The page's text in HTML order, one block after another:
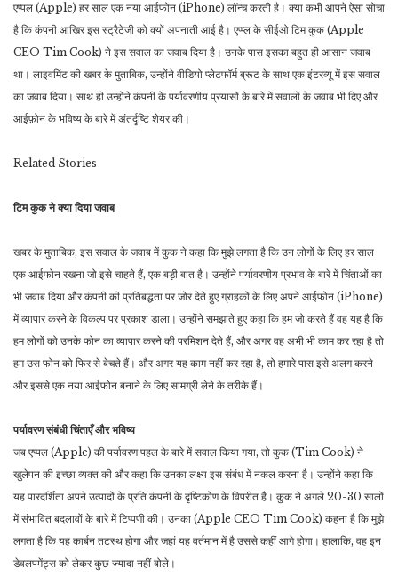
एप्पल (Apple) हर साल एक नया आईफोन (iPhone) लॉन्च करती है। क्या कभी आपने ऐसा सोचा
है कि कंपनी आखिर इस स्ट्रैटेजी को क्यों अपनाती आई है। एप्प्ल के सीईओ टिम कुक (Apple
CEO Tim Cook) ने इस सवाल का जवाब दिया है। उनके पास इसका बहुत ही आसान जवाब
था। लाइवमिंट की खबर के मुताबिक, उन्होंने वीडियो प्लेटफॉर्म ब्रूट के साथ एक इंटरव्यू में इस सवाल
का जवाब दिया। साथ ही उन्होंने कंपनी के पर्यावरणीय प्रयासों के बारे में सवालों के जवाब भी दिए और
आईफ़ोन के भविष्य के बारे में अंतर्दृष्टि शेयर की।
Related Stories
टिम कुक ने क्या दिया जवाब
खबर के मुताबिक, इस सवाल के जवाब में कुक ने कहा कि मुझे लगता है कि उन लोगों के लिए हर साल
एक आईफोन रखना जो इसे चाहते हैं, एक बड़ी बात है। उन्होंने पर्यावरणीय प्रभाव के बारे में चिंताओं का
भी जवाब दिया और कंपनी की प्रतिबद्धता पर जोर देते हुए ग्राहकों के लिए अपने आईफोन (iPhone)
में व्यापार करने के विकल्प पर प्रकाश डाला। उन्होंने समझाते हुए कहा कि हम जो करते हैं वह यह है कि
हम लोगों को उनके फोन का व्यापार करने की परमिशन देते हैं, और अगर वह अभी भी काम कर रहा है तो
हम उस फोन को फिर से बेचते हैं। और अगर यह काम नहीं कर रहा है, तो हमारे पास इसे अलग करने
और इससे एक नया आईफोन बनाने के लिए सामग्री लेने के तरीके हैं।
पर्यावरण संबंधी चिंताएँ और भविष्य
जब एप्पल (Apple) की पर्यावरण पहल के बारे में सवाल किया गया, तो कुक (Tim Cook) ने
खुलेपन की इच्छा व्यक्त की और कहा कि उनका लक्ष्य इस संबंध में नकल करना है। उन्होंने कहा कि
यह पारदर्शिता अपने उत्पादों के प्रति कंपनी के दृष्टिकोण के विपरीत है। कुक ने अगले 20-30 सालों
में संभावित बदलावों के बारे में टिप्पणी की। उनका (Apple CEO Tim Cook) कहना है कि मुझे
लगता है कि यह कार्बन तटस्थ होगा और जहां यह वर्तमान में है उससे कहीं आगे होगा। हालाकि, वह इन
डेवलपमेंट्स को लेकर कुछ ज्यादा नहीं बोले।